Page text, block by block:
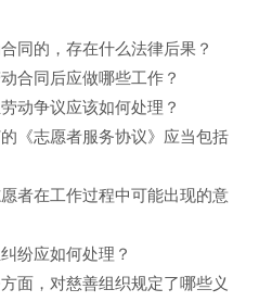
同的，存在什么法律后果？
合同后应做哪些工作？
动争议应该如何处理？
《志愿者服务协议》应当包括
者在工作过程中可能出现的意
纷应如何处理？
面，对慈善组织规定了哪些义